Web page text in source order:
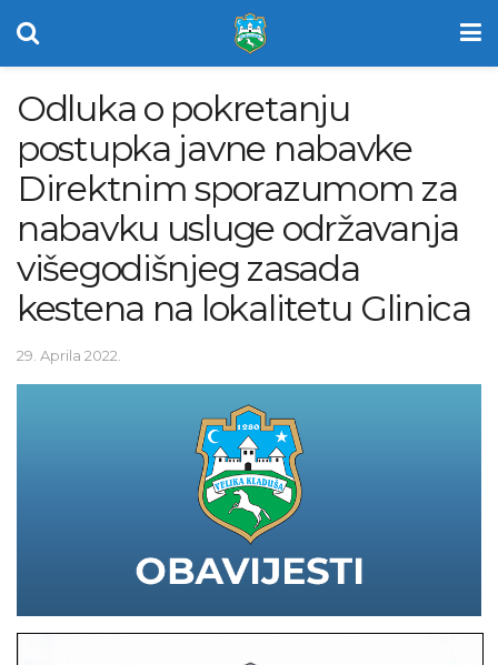
Odluka o pokretanju
postupka javne nabavke
Direktnim sporazumom za
nabavku usluge održavanja
višegodišnjeg zasada
kestena na lokalitetu Glinica
29. Aprila 2022.